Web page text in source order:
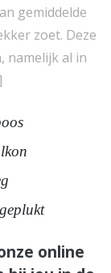
gemiddelde
zoet. Deze
namelijk al in
online